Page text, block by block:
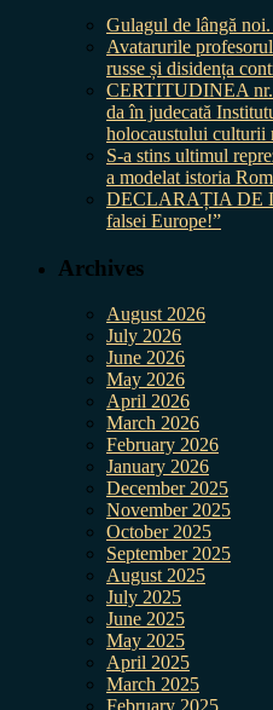
Gulagul de lângă
Avatarurile
russe și disidența
CERTITUDINEA nr.
da în judecată
holocaustului culturii
S-a stins ultimul
a modelat istoria
DECLARAȚIA DE
falsei Europe!”
Archives
August 2026
July 2026
June 2026
May 2026
April 2026
March 2026
February 2026
January 2026
December 2025
November 2025
October 2025
September 2025
August 2025
July 2025
June 2025
May 2025
April 2025
March 2025